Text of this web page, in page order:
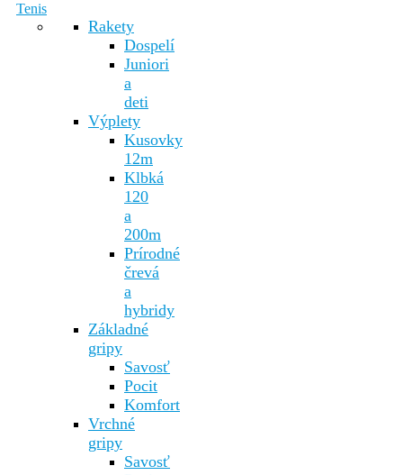
Tenis
Rakety
Dospelí
Juniori
a
deti
Výplety
Kusovky
12m
Klbká
120
a
200m
Prírodné
črevá
a
hybridy
Základné
gripy
Savosť
Pocit
Komfort
Vrchné
gripy
Savosť